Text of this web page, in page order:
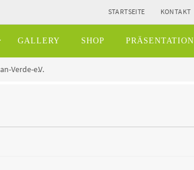
STARTSEITE KONTAKT
GALLERY SHOP PRÄSENTATION
Verde-e.V.